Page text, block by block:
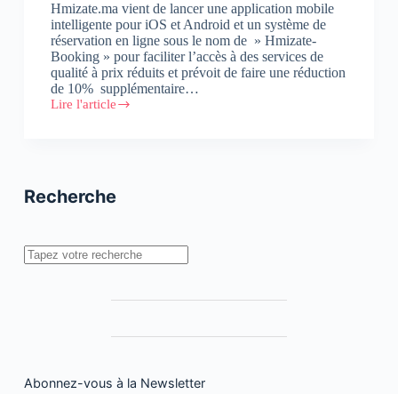
Hmizate.ma vient de lancer une application mobile
intelligente pour iOS et Android et un système de
réservation en ligne sous le nom de » Hmizate-
Booking » pour faciliter l’accès à des services de
qualité à prix réduits et prévoit de faire une réduction
de 10% supplémentaire…
Lire l'article
Hmizates.ma
intelligente
et
Android
Recherche
Rechercher
Abonnez-vous à la Newsletter